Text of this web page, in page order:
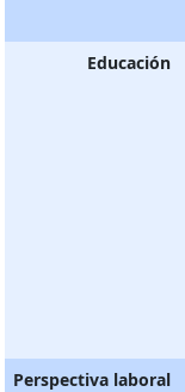
Educación
Perspectiva laboral